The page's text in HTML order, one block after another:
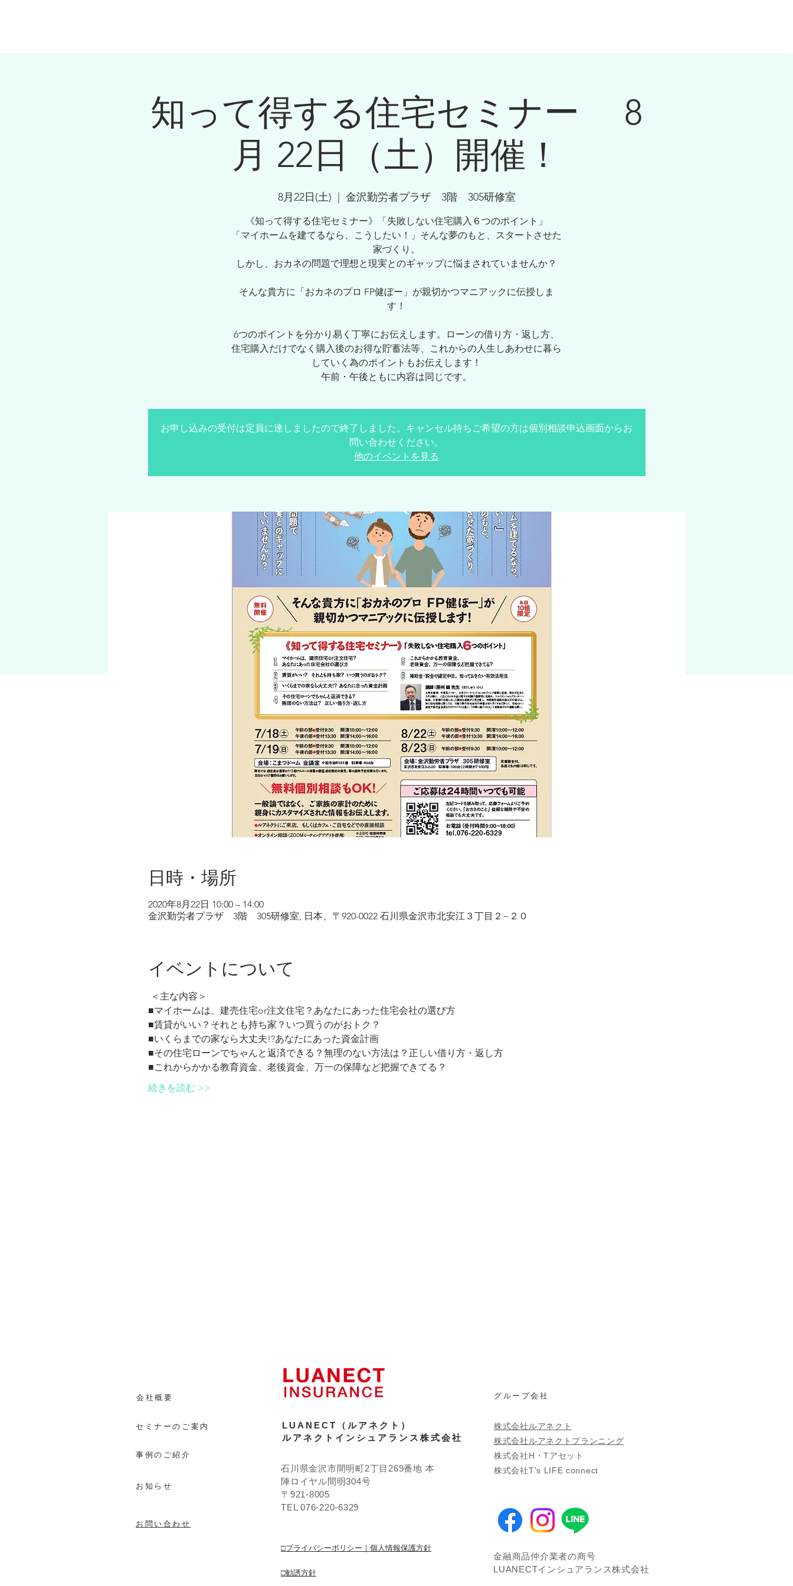
知って得する住宅セミナー 8
月 22日（土）開催！
8月22日(土) 金沢勤労者プラザ 3階 305研修室
《知って得する住宅セミナー》「失敗しない住宅購入６つのポイント」
「マイホームを建てるなら、こうしたい！」そんな夢のもと、スタートさせた
家づくり。
しかし、おカネの問題で理想と現実とのギャップに悩まされていませんか？
そんな貴方に「おカネのプロ FP健ぼー」が親切かつマニアックに伝授しま
す！
6つのポイントを分かり易く丁寧にお伝えします。ローンの借り方・返し方、
住宅購入だけでなく購入後のお得な貯蓄法等、これからの人生しあわせに暮ら
していく為のポイントもお伝えします！
午前・午後ともに内容は同じです。
お申し込みの受付は定員に達しましたので終了しました。キャンセル待ちご希望の方は個別相談申込画面からお
問い合わせください。
他のイベントを見る
日時・場所
2020年8月22日 10:00 – 14:00
金沢勤労者プラザ 3階 305研修室, 日本、〒920-0022 石川県金沢市北安江３丁目２−２０
イベントについて
＜主な内容＞
■マイホームは、建売住宅or注文住宅？あなたにあった住宅会社の選び方
■賃貸がいい？それとも持ち家？いつ買うのがおトク？
■いくらまでの家なら大丈夫!?あなたにあった資金計画
■その住宅ローンでちゃんと返済できる？無理のない方法は？正しい借り方・返し方
■これからかかる教育資金、老後資金、万一の保障など把握できてる？
続きを読む >>
​会社概要
セミナーのご案内
事例のご紹介
お知らせ
お問い合わせ
LUANECT（ルアネクト）
ルアネクトインシュアランス株式会社
石川県金沢市間明町2丁目269番地 本
陣ロイヤル間明304号
〒921-8005
TEL 076-220-6329
□プライバシーポリシー｜個人情報保護方針
□勧誘方針
​グループ会社
株式会社ルアネクト
株式会社ルアネクトプランニング
​株式会社H・Tアセット
株式会社T's LIFE connect
金融商品仲介業者の商号
LUANECTインシュアランス株式会社